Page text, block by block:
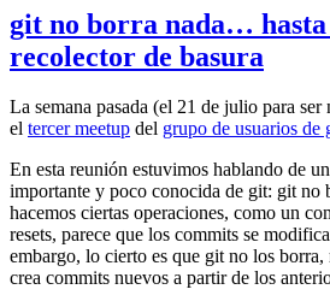
git no borra nada… hasta
recolector de basura
La semana pasada (el 21 de julio para
el tercer meetup del grupo de usuarios de
En esta reunión estuvimos hablando de
importante y poco conocida de git: git no
hacemos ciertas operaciones, como un
resets, parece que los commits se
embargo, lo cierto es que git no los
crea commits nuevos a partir de los